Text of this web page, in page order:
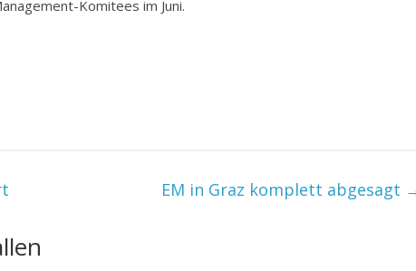
Komitees im Juni.
EM in Graz komplett abgesagt